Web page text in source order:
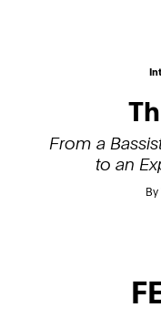
From a
to an
By